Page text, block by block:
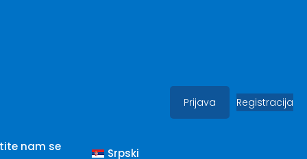
nam se Srpski
Prijava Registracija